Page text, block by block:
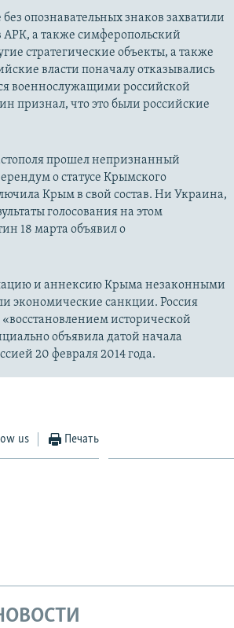
опознавательных знаков захватили
а также симферопольский
стратегические объекты, а также
власти поначалу отказывались
военнослужащими российской
признал, что это были российские
прошел непризнанный
о статусе Крымского
Крым в свой состав. Ни Украина,
голосования на этом
18 марта объявил о
и аннексию Крыма незаконными
экономические санкции. Россия
исторической
объявила датой начала
20 февраля 2014 года.
us Печать